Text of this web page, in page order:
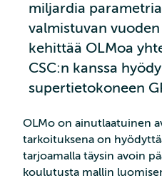
miljardia
valmistuvan
kehittää OLMoa
CSC:n kanssa
supertietokoneen
OLMo on ainutlaatuinen
tarkoituksena on
tarjoamalla täysin avoin
koulutusta mallin